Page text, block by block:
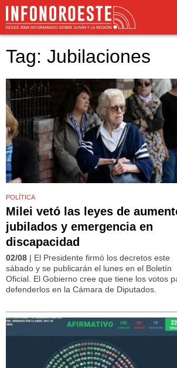
Tag: Jubilaciones
POLÍTICA
Milei vetó las leyes de
jubilados y emergencia en
discapacidad
02/08 | El Presidente firmó los decretos este
sábado y se publicarán el lunes en el Boletín
Oficial. El Gobierno cree que tiene los votos
defenderlos en la Cámara de Diputados.